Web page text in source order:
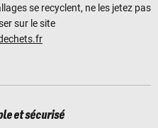
se recyclent, ne les jetez pas
sur le site
et sécurisé